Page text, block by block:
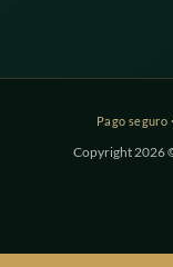
Copyright 2026